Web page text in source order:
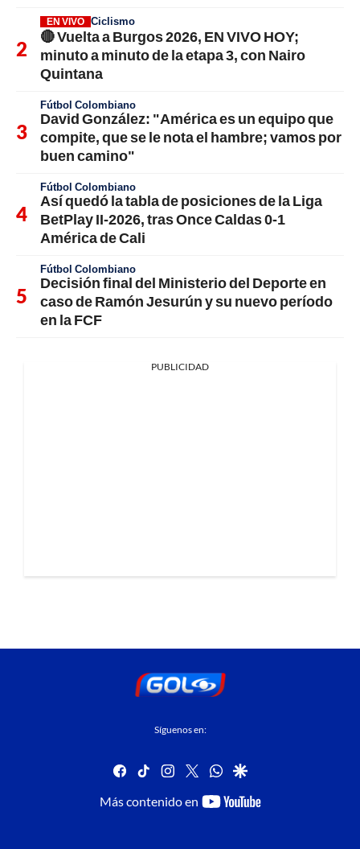
EN VIVO Ciclismo
🔴 Vuelta a Burgos 2026, EN VIVO HOY;
minuto a minuto de la etapa 3, con Nairo
Quintana
Fútbol Colombiano
David González: "América es un equipo que
compite, que se le nota el hambre; vamos por
buen camino"
Fútbol Colombiano
Así quedó la tabla de posiciones de la Liga
BetPlay II-2026, tras Once Caldas 0-1
América de Cali
Fútbol Colombiano
Decisión final del Ministerio del Deporte en
caso de Ramón Jesurún y su nuevo período
en la FCF
PUBLICIDAD
Síguenos en:
facebook
tiktok instagram
twitterwhatsapp
google
Más contenido en
youtube-